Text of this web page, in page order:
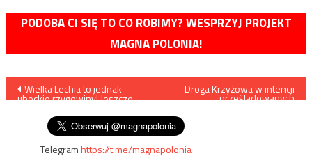
PODOBA CI SIĘ TO CO ROBIMY? WESPRZYJ PROJEKT
MAGNA POLONIA!
Nawigacja
wpisu
Wielka Lechia to jednak
ubeckie rzygowiny! Jeszcze
Droga Krzyżowa w intencji
prześladowanych
Telegramhttps://t.me/magnapolonia